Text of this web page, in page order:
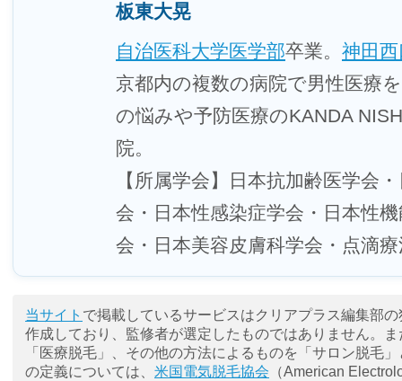
板東大晃
自治医科大学医学部卒業。 神田
京都内の複数の病院で男性医療
の悩みや予防医療のKANDA
院。
【所属学会】日本抗加齢医学会
会・日本性感染症学会・日本性
会・日本美容皮膚科学会・点滴
当サイト で掲載しているサービスはクリアプラス編集部
作成しており、監修者が選定したものではありません。
「医療脱毛」、その他の方法によるものを「サロン脱毛
の定義については、 米国電気脱毛協会 （American